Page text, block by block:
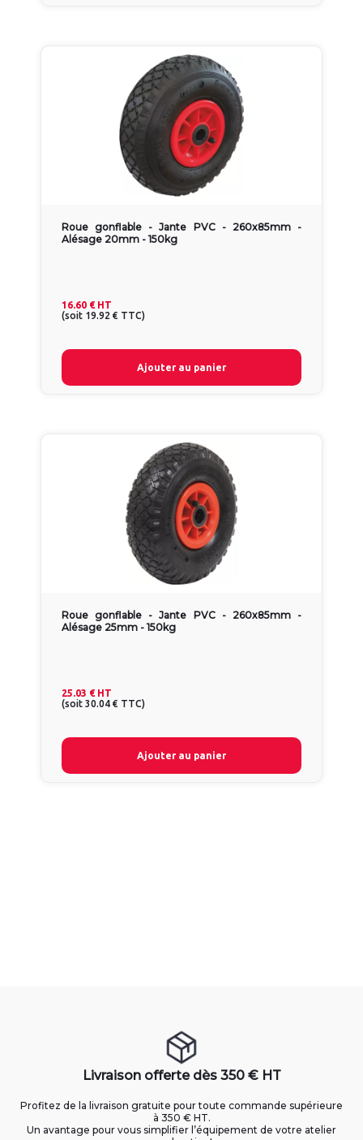
Roue gonflable - Jante PVC - 260x85mm -
Alésage 20mm - 150kg
16.60 € HT
(soit 19.92 € TTC)
Ajouter au panier
Roue gonflable - Jante PVC - 260x85mm -
Alésage 25mm - 150kg
25.03 € HT
(soit 30.04 € TTC)
Ajouter au panier
Livraison offerte dès 350 € HT
Profitez de la livraison gratuite pour toute commande supérieure
à 350 € HT.
Un avantage pour vous simplifier l’équipement de votre atelier